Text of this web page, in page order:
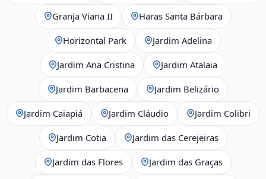
Granja Viana II Haras Santa Bárbara
Horizontal Park Jardim Adelina
Jardim Ana Cristina Jardim Atalaia
Jardim Barbacena Jardim Belizário
Jardim Caiapiá Jardim Cláudio Jardim Colibri
Jardim Cotia Jardim das Cerejeiras
Jardim das Flores Jardim das Graças